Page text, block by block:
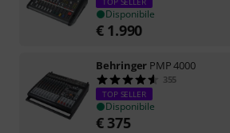
Disponibile
€ 1.990
Behringer PMP 4000
355
TOP SELLER
Disponibile
€ 375